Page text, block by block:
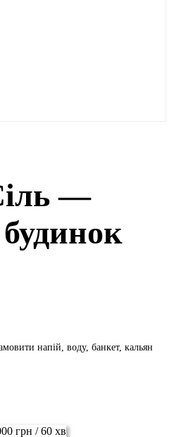
—
напій, воду, банкет, кальян
грн / 60 хв